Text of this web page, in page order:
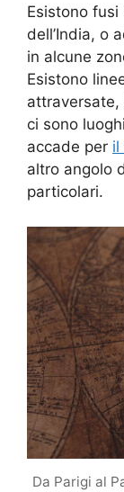
Esistono fusi
dell’India, o
in alcune
Esistono
attraversate,
ci sono
accade per il
altro angolo
particolari.
Da Parigi al